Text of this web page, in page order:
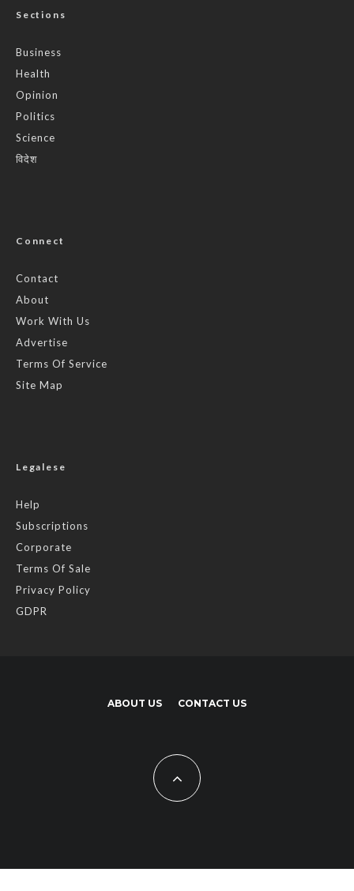
Sections
Business
Health
Opinion
Politics
Science
विदेश
Connect
Contact
About
Work With Us
Advertise
Terms Of Service
Site Map
Legalese
Help
Subscriptions
Corporate
Terms Of Sale
Privacy Policy
GDPR
ABOUT US CONTACT US